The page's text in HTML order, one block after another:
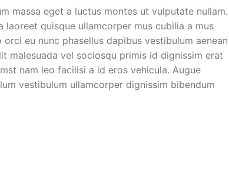
massa eget a luctus montes ut vulputate nullam.
laoreet quisque ullamcorper mus cubilia a mus
eu nunc phasellus dapibus vestibulum aenean
vel sociosqu primis id dignissim erat
nam leo facilisi a id eros vehicula. Augue
vestibulum ullamcorper dignissim bibendum